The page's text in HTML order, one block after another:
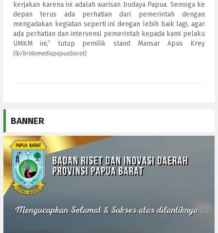
kerjakan karena ini adalah warisan budaya Papua. Semoga ke
depan terus ada perhatian dari pemerintah dengan
mengadakan kegiatan seperti ini dengan lebih baik lagi, agar
ada perhatian dan intervensi pemerintah kepada kami pelaku
UMKM ini,” tutup pemilik stand Mansar Apus Krey
(lb/bridamediapapuabarat)
BANNER